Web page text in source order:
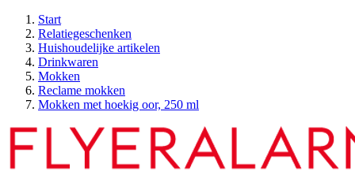
Start
Relatiegeschenken
Huishoudelijke artikelen
Drinkwaren
Mokken
Reclame mokken
Mokken met hoekig oor, 250 ml